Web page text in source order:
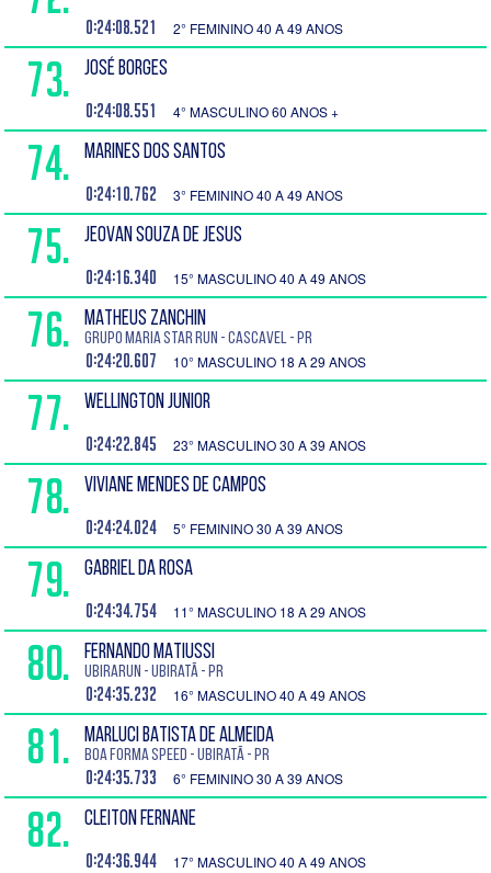
0:24:08.521 2° FEMININO 40 A 49 ANOS
73. JOSÉ BORGES
0:24:08.551 4° MASCULINO 60 ANOS +
74. MARINES DOS SANTOS
0:24:10.762 3° FEMININO 40 A 49 ANOS
75. JEOVAN SOUZA DE JESUS
0:24:16.340 15° MASCULINO 40 A 49 ANOS
76. MATHEUS ZANCHIN
Grupo Maria Star Run - Cascavel - PR
0:24:20.607 10° MASCULINO 18 A 29 ANOS
77. WELLINGTON JUNIOR
0:24:22.845 23° MASCULINO 30 A 39 ANOS
78. VIVIANE MENDES DE CAMPOS
0:24:24.024 5° FEMININO 30 A 39 ANOS
79. GABRIEL DA ROSA
0:24:34.754 11° MASCULINO 18 A 29 ANOS
80. FERNANDO MATIUSSI
Ubirarun - Ubiratã - PR
0:24:35.232 16° MASCULINO 40 A 49 ANOS
81. MARLUCI BATISTA DE ALMEIDA
Boa Forma Speed - Ubiratã - PR
0:24:35.733 6° FEMININO 30 A 39 ANOS
82. CLEITON FERNANE
0:24:36.944 17° MASCULINO 40 A 49 ANOS